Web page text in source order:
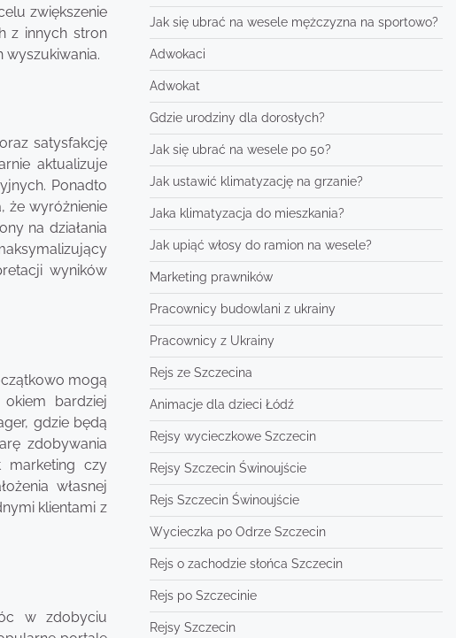
zwiększenie
z innych stron
satysfakcję
aktualizuje
Ponadto
że wyróżnienie
na działania
wyników
mogą
bardziej
gdzie będą
zdobywania
marketing czy
własnej
klientami z
w zdobyciu
Jak się ubrać na wesele mężczyzna na sportowo?
Adwokaci
Adwokat
Gdzie urodziny dla dorosłych?
Jak się ubrać na wesele po 50?
Jak ustawić klimatyzację na grzanie?
Jaka klimatyzacja do mieszkania?
Jak upiąć włosy do ramion na wesele?
Marketing prawników
Pracownicy budowlani z ukrainy
Pracownicy z Ukrainy
Rejs ze Szczecina
Animacje dla dzieci Łódź
Rejsy wycieczkowe Szczecin
Rejsy Szczecin Świnoujście
Rejs Szczecin Świnoujście
Wycieczka po Odrze Szczecin
Rejs o zachodzie słońca Szczecin
Rejs po Szczecinie
Rejsy Szczecin